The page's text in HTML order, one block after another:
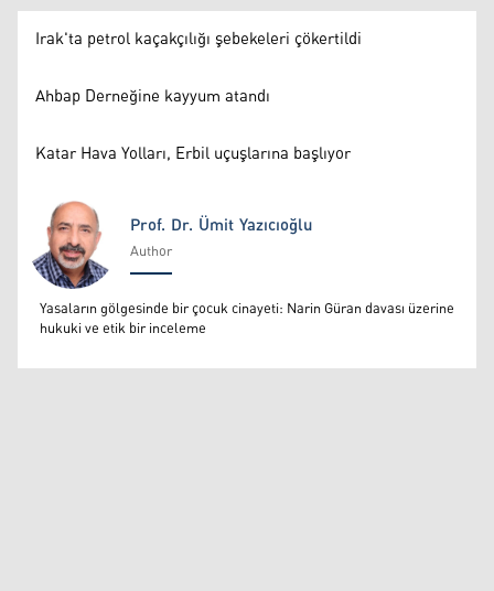
Irak'ta petrol kaçakçılığı şebekeleri çökertildi
Ahbap Derneğine kayyum atandı
Katar Hava Yolları, Erbil uçuşlarına başlıyor
Prof. Dr. Ümit Yazıcıoğlu
Prof. Dr. Ümit Yazıcıoğlu
Author
Yasaların gölgesinde bir çocuk cinayeti: Narin Güran davası üzerine
hukuki ve etik bir inceleme